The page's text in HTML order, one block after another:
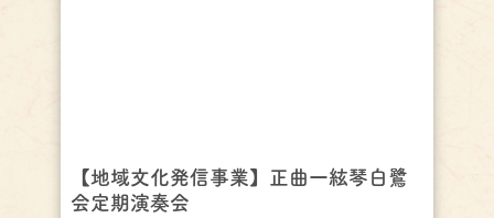
【地域文化発信事業】正曲一絃琴白鷺
会定期演奏会